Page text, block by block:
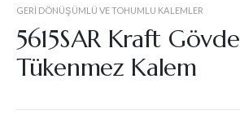
GERI DÖNÜŞÜMLÜ VE TOHUMLU KALEMLER
5615SAR Kraft Gövde
Tükenmez Kalem